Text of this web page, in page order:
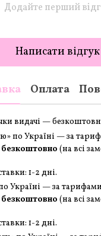
Додайте перший
Написати відгук
Оплата
видачі —
по Україні — за
безкоштовно (на всі
1-2 дні.
Україні — за тарифами
безкоштовно (на всі
1-2 дні.